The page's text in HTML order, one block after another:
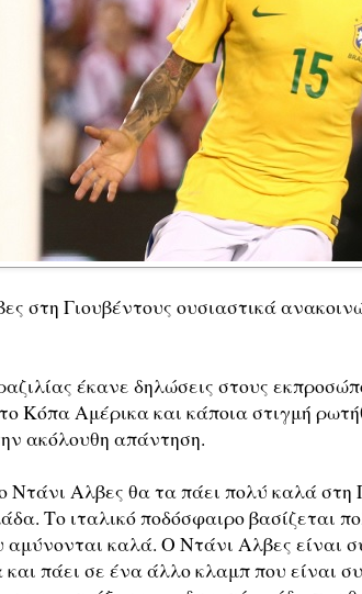
στη Γιουβέντους ουσιαστικά
έκανε δηλώσεις στους
Κόπα Αμέρικα και κάποια στιγμή
ακόλουθη απάντηση.
Ντάνι Αλβες θα τα πάει πολύ καλά στη
Το ιταλικό ποδόσφαιρο βασίζεται
καλά. Ο Ντάνι Αλβες είναι
πάει σε ένα άλλο κλαμπ που είναι